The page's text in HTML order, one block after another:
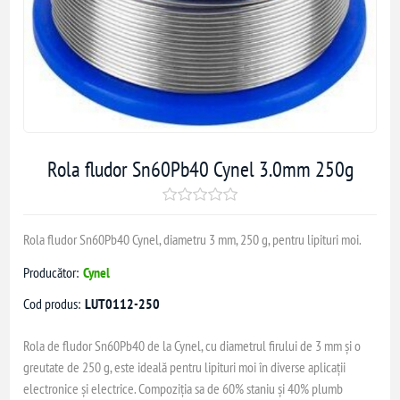
Rola fludor Sn60Pb40 Cynel 3.0mm 250g
Rola fludor Sn60Pb40 Cynel, diametru 3 mm, 250 g, pentru lipituri moi.
Producător: Cynel
Cod produs: LUT0112-250
Rola de fludor Sn60Pb40 de la Cynel, cu diametrul firului de 3 mm și o
greutate de 250 g, este ideală pentru lipituri moi în diverse aplicații
electronice și electrice. Compoziția sa de 60% staniu și 40% plumb